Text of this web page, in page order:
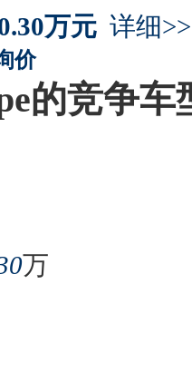
万元 详细>>
价
的竞争车
万